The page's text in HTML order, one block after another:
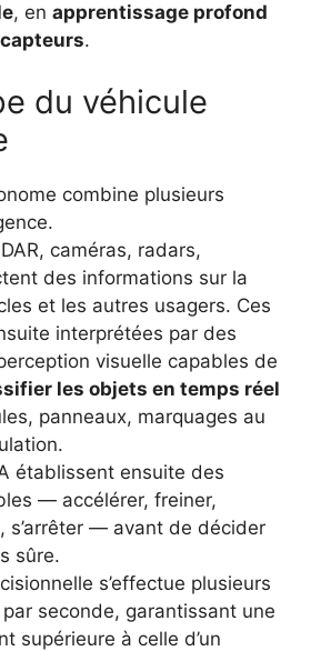
, en apprentissage profond
.
du véhicule
combine plusieurs
caméras, radars,
des informations sur la
et les autres usagers. Ces
interprétées par des
visuelle capables de
les objets en temps réel
panneaux, marquages au
établissent ensuite des
— accélérer, freiner,
s’arrêter — avant de décider
sûre.
s’effectue plusieurs
seconde, garantissant une
supérieure à celle d’un